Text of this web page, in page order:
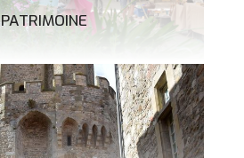
PATRIMOINE